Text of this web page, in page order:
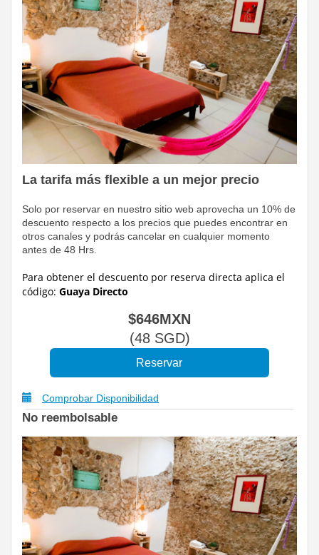
La tarifa más flexible a un mejor precio
Solo por reservar en nuestro sitio web aprovecha un 10% de
descuento respecto a los precios que puedes encontrar en
otros canales y podrás cancelar en cualquier momento
antes de 48 Hrs.
Para obtener el descuento por reserva directa aplica el
código: Guaya Directo
$646MXN
(48SGD)
Comprobar Disponibilidad
No reembolsable